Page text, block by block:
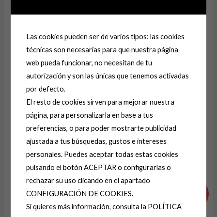
Guarda mi nombre, correo electrónico y web en
este navegador para la próxima vez que comente.
A
e
Productos relacionados
¡Oferta!
El
precio
era:
El
precio
es:
El
original
era:
es:
Las cookies pueden ser de varios tipos: las cookies
técnicas son necesarias para que nuestra página
web pueda funcionar, no necesitan de tu
autorización y son las únicas que tenemos activadas
por defecto.
El resto de cookies sirven para mejorar nuestra
página, para personalizarla en base a tus
preferencias, o para poder mostrarte publicidad
ajustada a tus búsquedas, gustos e intereses
personales. Puedes aceptar todas estas cookies
pulsando el botón ACEPTAR o configurarlas o
rechazar su uso clicando en el apartado
CONFIGURACIÓN DE COOKIES.
Si quieres más información, consulta la POLÍTICA